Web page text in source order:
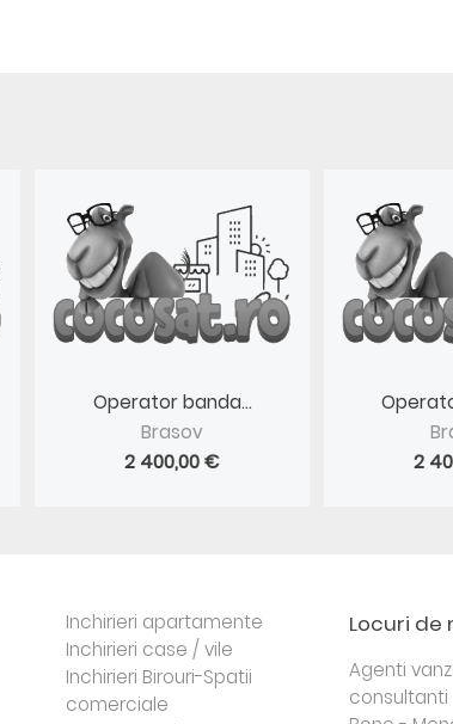
Operator banda...
Brasov
2 400,00 €
2
Inchirieri apartamente
Inchirieri case / vile
Inchirieri Birouri-Spatii
comerciale
Locuri de
Agenti
consultanti